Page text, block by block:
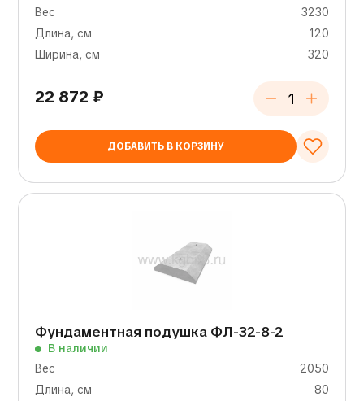
Вес
3230
Длина, см
120
Ширина, см
320
22 872 ₽
ДОБАВИТЬ В КОРЗИНУ
Фундаментная подушка ФЛ-32-8-2
В наличии
Вес
2050
Длина, см
80